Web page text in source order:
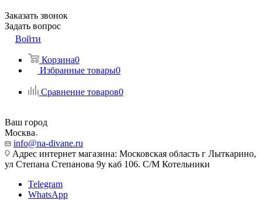
Заказать звонок
Задать вопрос
Войти
Корзина0
Избранные товары0
Сравнение товаров0
Ваш город
Москва
info@na-divane.ru
Адрес интернет магазина: Московская область г Лыткарино,
ул Степана Степанова 9у каб 106. С/М Котельники
Telegram
WhatsApp